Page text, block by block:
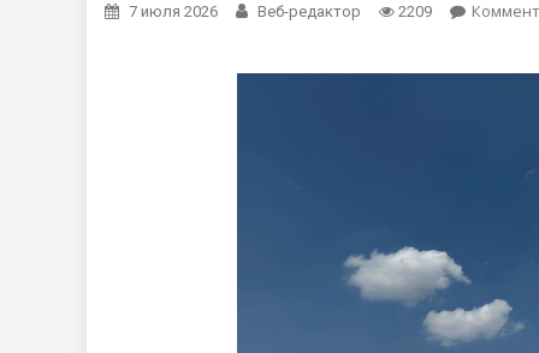
7 июля 2026 Веб-редактор 2209